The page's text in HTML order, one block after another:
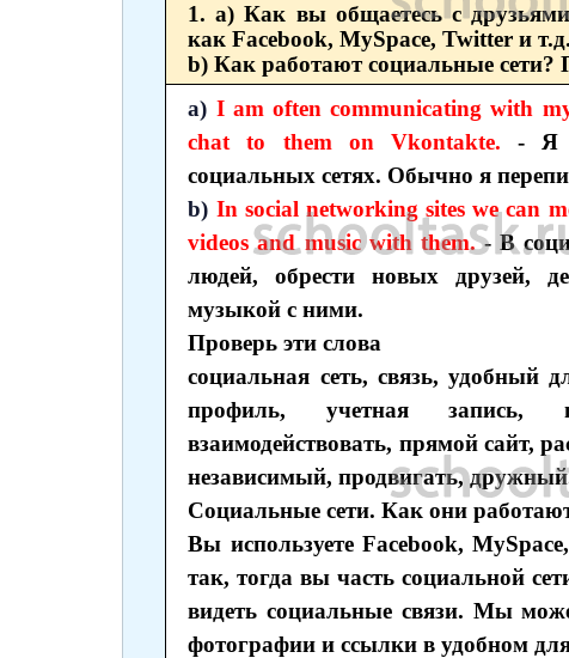
10 класс
11 класс
1. а) Как вы общаетесь с
как Facebook, MySpace, Twitter и
b) Как работают социальные
a) I am often communicating with
chat to them on Vkontakte. - Я
социальных сетях. Обычно я
b) In social networking sites we can
videos and music with them.- В
людей, обрести новых друзей,
музыкой с ними.
Проверь эти слова
социальная сеть, связь, удобный
профиль, учетная запись,
взаимодействовать, прямой сайт,
независимый, продвигать,
Социальные сети. Как они
Вы используете Facebook,
так, тогда вы часть социальной
видеть социальные связи. Мы
фотографии и ссылки в удобном